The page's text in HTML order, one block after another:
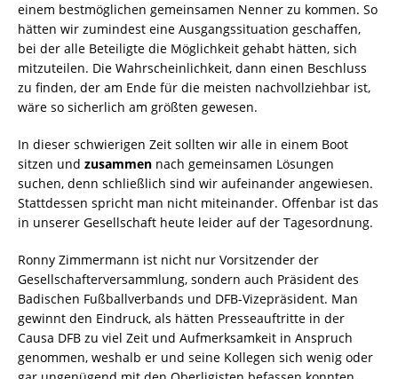
einem bestmöglichen gemeinsamen Nenner zu kommen. So
hätten wir zumindest eine Ausgangssituation geschaffen,
bei der alle Beteiligte die Möglichkeit gehabt hätten, sich
mitzuteilen. Die Wahrscheinlichkeit, dann einen Beschluss
zu finden, der am Ende für die meisten nachvollziehbar ist,
wäre so sicherlich am größten gewesen.
In dieser schwierigen Zeit sollten wir alle in einem Boot
sitzen und zusammen nach gemeinsamen Lösungen
suchen, denn schließlich sind wir aufeinander angewiesen.
Stattdessen spricht man nicht miteinander. Offenbar ist das
in unserer Gesellschaft heute leider auf der Tagesordnung.
Ronny Zimmermann ist nicht nur Vorsitzender der
Gesellschafterversammlung, sondern auch Präsident des
Badischen Fußballverbands und DFB-Vizepräsident. Man
gewinnt den Eindruck, als hätten Presseauftritte in der
Causa DFB zu viel Zeit und Aufmerksamkeit in Anspruch
genommen, weshalb er und seine Kollegen sich wenig oder